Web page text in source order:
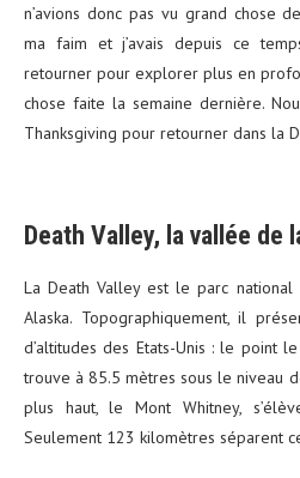
n’avions donc pas vu grand chose
ma faim et j’avais depuis ce
retourner pour explorer plus en
chose faite la semaine dernière.
Thanksgiving pour retourner dans la
Death Valley, la vallée de
La Death Valley est le parc
Alaska. Topographiquement, il
d’altitudes des Etats-Unis : le point
trouve à 85.5 mètres sous le niveau
plus haut, le Mont Whitney,
Seulement 123 kilomètres séparent